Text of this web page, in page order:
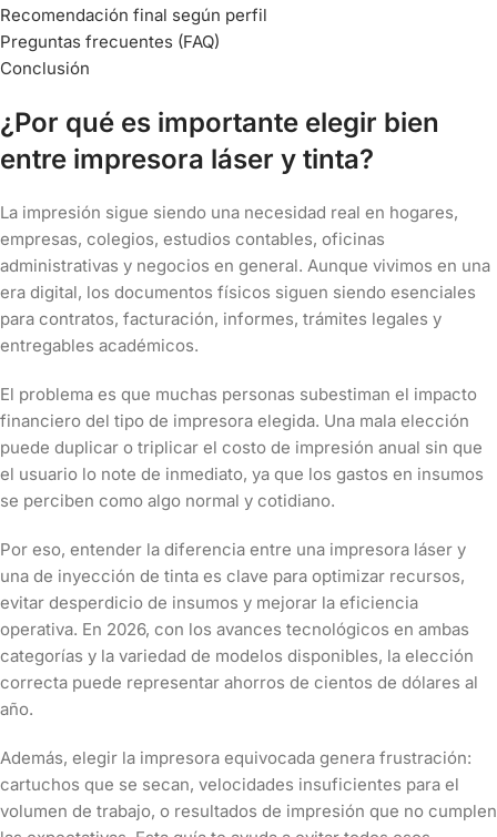
Recomendación final según perfil
Preguntas frecuentes (FAQ)
Conclusión
¿Por qué es importante elegir bien
entre impresora láser y tinta?
La impresión sigue siendo una necesidad real en hogares,
empresas, colegios, estudios contables, oficinas
administrativas y negocios en general. Aunque vivimos en una
era digital, los documentos físicos siguen siendo esenciales
para contratos, facturación, informes, trámites legales y
entregables académicos.
El problema es que muchas personas subestiman el impacto
financiero del tipo de impresora elegida. Una mala elección
puede duplicar o triplicar el costo de impresión anual sin que
el usuario lo note de inmediato, ya que los gastos en insumos
se perciben como algo normal y cotidiano.
Por eso, entender la diferencia entre una impresora láser y
una de inyección de tinta es clave para optimizar recursos,
evitar desperdicio de insumos y mejorar la eficiencia
operativa. En 2026, con los avances tecnológicos en ambas
categorías y la variedad de modelos disponibles, la elección
correcta puede representar ahorros de cientos de dólares al
año.
Además, elegir la impresora equivocada genera frustración:
cartuchos que se secan, velocidades insuficientes para el
volumen de trabajo, o resultados de impresión que no cumplen